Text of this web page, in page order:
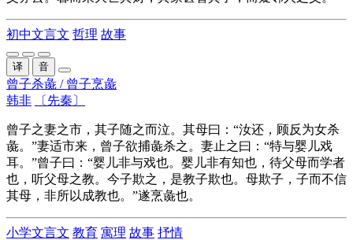
初中文言文 哲理 故事
译 音
曾子杀彘 / 曾子烹彘
韩非
〔先秦〕
曾子之妻之市，其子随之而泣。其母曰：“汝还， 顾反 为女杀
彘。”妻适市来，曾子欲捕彘杀之 。妻止之曰：“特与婴儿戏
耳。”曾子曰：“婴儿非与戏也。婴儿非有知也， 待父母而学者
也，听父母之教。今子欺之 ， 是教子欺也。母欺子 ， 子而不信
其母， 非所以成教也。”遂烹彘也。
小学文言文 教育 寓理 故事 抒情